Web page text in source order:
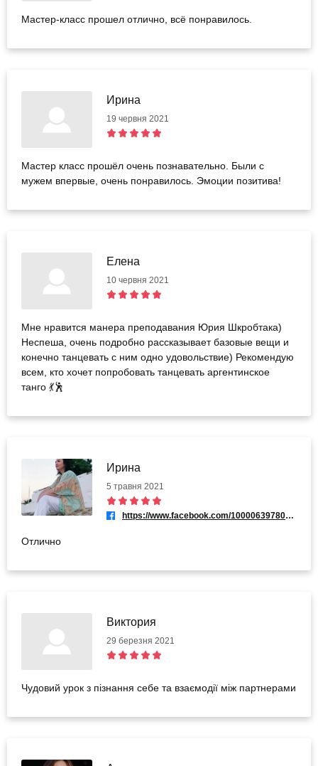
Мастер-класс прошел отлично, всё понравилось.
Ирина
19 червня 2021
Мастер класс прошёл очень познавательно. Были с
мужем впервые, очень понравилось. Эмоции позитива!
Елена
10 червня 2021
Мне нравится манера преподавания Юрия Шкробтака)
Неспеша, очень подробно рассказывает базовые вещи и
конечно танцевать с ним одно удовольствие) Рекомендую
всем, кто хочет попробовать танцевать аргентинское
танго 💃🕺
Ирина
5 травня 2021
https://www.facebook.com/100006397805787
Отлично
Виктория
29 березня 2021
Чудовий урок з пізнання себе та взаємодії між партнерами